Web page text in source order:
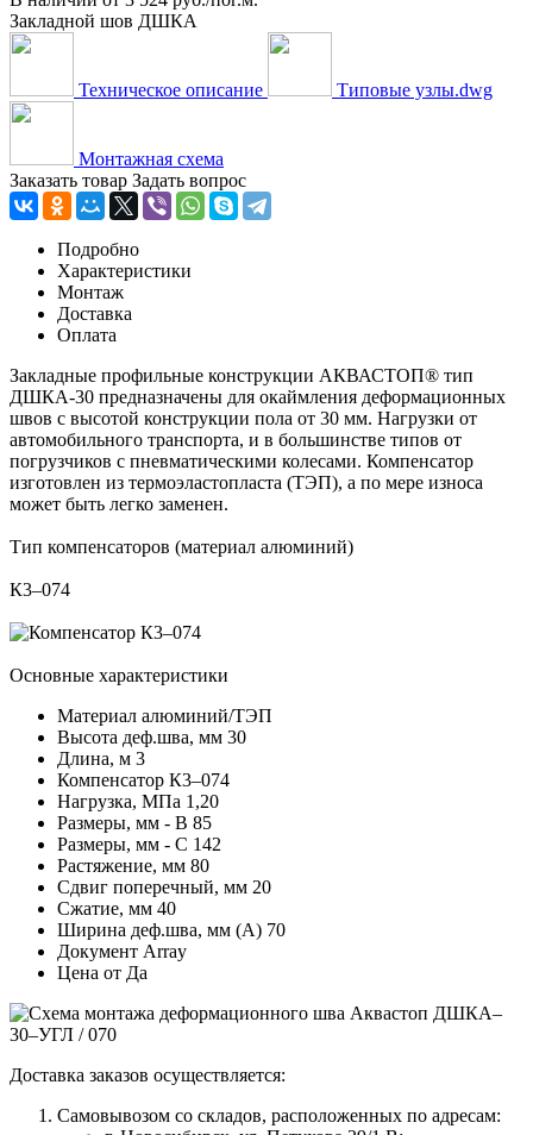
Закладной шов ДШКА
Техническое описание Типовые узлы.dwg
Монтажная схема
Заказать товар Задать вопрос
Подробно
Характеристики
Монтаж
Доставка
Оплата
Закладные профильные конструкции АКВАСТОП® тип
ДШКА-30 предназначены для окаймления деформационных
швов с высотой конструкции пола от 30 мм. Нагрузки от
автомобильного транспорта, и в большинстве типов от
погрузчиков с пневматическими колесами. Компенсатор
изготовлен из термоэластопласта (ТЭП), а по мере износа
может быть легко заменен.
Тип компенсаторов (материал алюминий)
К3–074
Основные характеристики
Материал алюминий/ТЭП
Высота деф.шва, мм 30
Длина, м 3
Компенсатор К3–074
Нагрузка, МПа 1,20
Размеры, мм - В 85
Размеры, мм - С 142
Растяжение, мм 80
Сдвиг поперечный, мм 20
Сжатие, мм 40
Ширина деф.шва, мм (А) 70
Документ Array
Цена от Да
Доставка заказов осуществляется:
Самовывозом со складов, расположенных по адресам: